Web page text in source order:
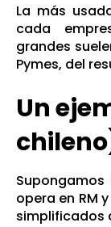
La más
cada
grandes
Pymes, del
Un
opera en RM
simplificados